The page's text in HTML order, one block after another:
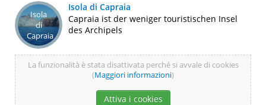
Isola
di
Capraia
Isola di Capraia
Capraia ist der weniger touristischen Insel
des Archipels
La funzionalità è stata disattivata perché si avvale di cookies
(Maggiori informazioni)
Attiva i cookies